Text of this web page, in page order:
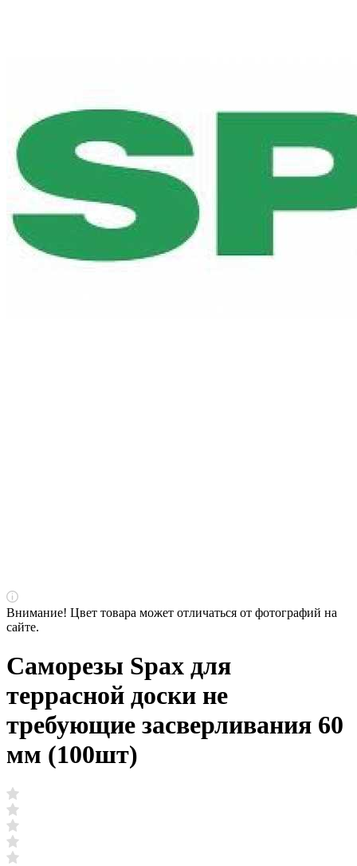
Внимание! Цвет товара может отличаться от фотографий на
сайте.
Саморезы Spax для
террасной доски не
требующие засверливания 60
мм (100шт)